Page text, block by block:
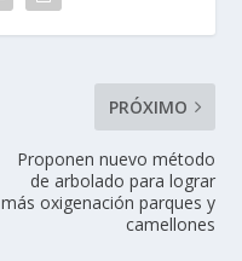
PRÓXIMO
Proponen nuevo método
de arbolado para lograr
más oxigenación parques y
camellones